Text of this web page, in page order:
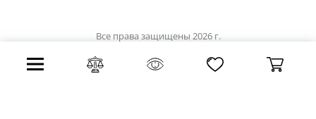
Все права защищены 2026 г.